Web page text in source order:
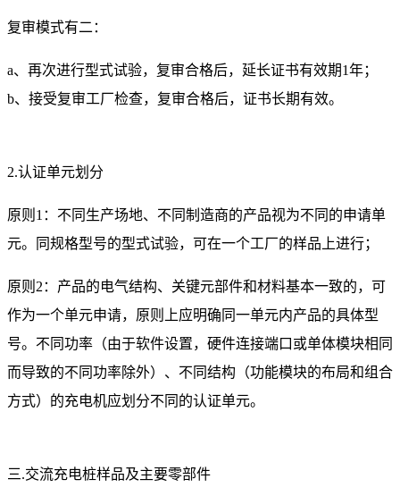
复审模式有二：
a、再次进行型式试验，复审合格后，延长证书有效期1年；
b、接受复审工厂检查，复审合格后，证书长期有效。
2.认证单元划分
原则1：不同生产场地、不同制造商的产品视为不同的申请单
元。同规格型号的型式试验，可在一个工厂的样品上进行；
原则2：产品的电气结构、关键元部件和材料基本一致的，可
作为一个单元申请，原则上应明确同一单元内产品的具体型
号。不同功率（由于软件设置，硬件连接端口或单体模块相同
而导致的不同功率除外）、不同结构（功能模块的布局和组合
方式）的充电机应划分不同的认证单元。
三.交流充电桩样品及主要零部件